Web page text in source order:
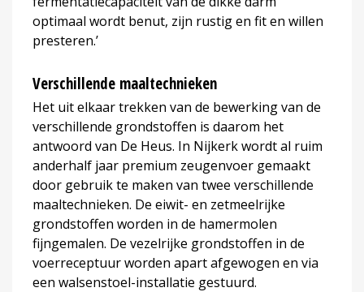
optimaal wordt benut, zijn rustig en fit en willen
presteren.’
Verschillende maaltechnieken
Het uit elkaar trekken van de bewerking van de
verschillende grondstoffen is daarom het
antwoord van De Heus. In Nijkerk wordt al ruim
anderhalf jaar premium zeugenvoer gemaakt
door gebruik te maken van twee verschillende
maaltechnieken. De eiwit- en zetmeelrijke
grondstoffen worden in de hamermolen
fijngemalen. De vezelrijke grondstoffen in de
voerreceptuur worden apart afgewogen en via
een walsenstoel-installatie gestuurd.